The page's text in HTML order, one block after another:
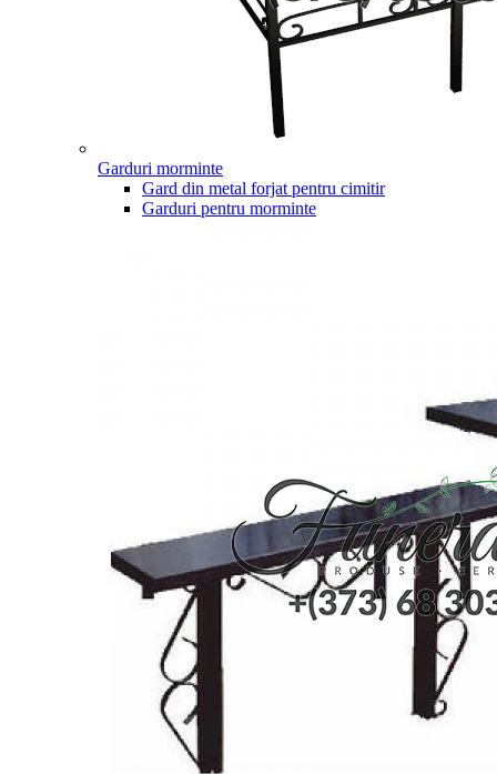
Garduri morminte
Gard din metal forjat pentru cimitir
Garduri pentru morminte